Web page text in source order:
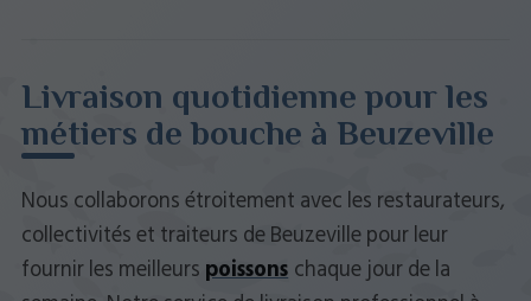
Livraison quotidienne pour les
métiers de bouche à Beuzeville
Nous collaborons étroitement avec les restaurateurs,
collectivités et traiteurs de Beuzeville pour leur
fournir les meilleurs poissons chaque jour de la